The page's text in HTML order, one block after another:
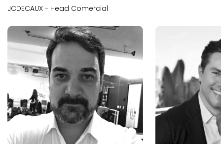
JCDECAUX - Head Comercial